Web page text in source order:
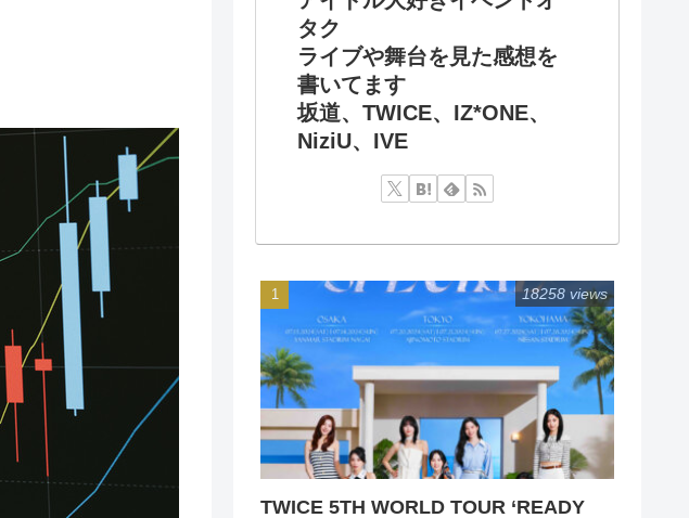
タク
ライブや舞台を見た感想を
書いてます
坂道、TWICE、IZ*ONE、
NiziU、IVE
TWICE 5TH WORLD TOUR ‘READY
18258 views